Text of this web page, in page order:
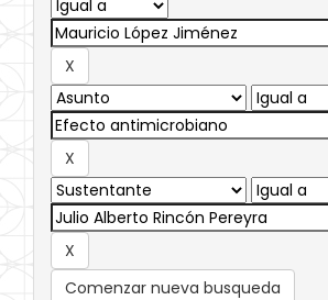
Comenzar nueva busqueda